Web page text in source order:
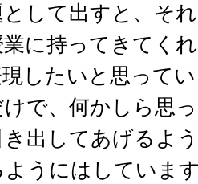
して出すと、そ
に持ってきてく
したいと思って
で、何かしら思
出してあげるよ
ようにはしていま